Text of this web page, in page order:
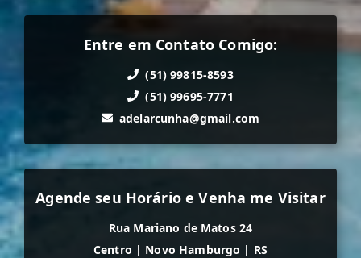
Entre em Contato Comigo:
(51) 99815-8593
(51) 99695-7771
adelarcunha@gmail.com
Agende seu Horário e Venha me Visitar
Rua Mariano de Matos 24
Centro | Novo Hamburgo | RS